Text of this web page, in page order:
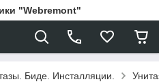
"Webremont"
Биде. Инсталляции.